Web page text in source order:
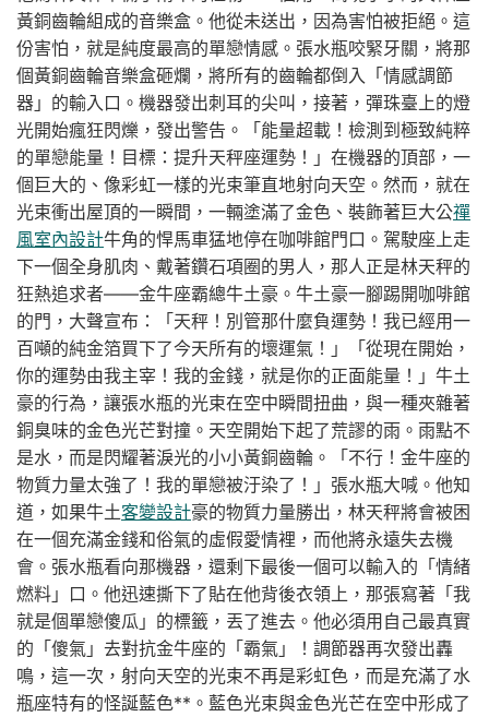
黃銅齒輪組成的音樂盒。他從未送出，因為害怕被拒絕。這
份害怕，就是純度最高的單戀情感。張水瓶咬緊牙關，將那
個黃銅齒輪音樂盒砸爛，將所有的齒輪都倒入「情感調節
器」的輸入口。機器發出刺耳的尖叫，接著，彈珠臺上的燈
光開始瘋狂閃爍，發出警告。「能量超載！檢測到極致純粹
的單戀能量！目標：提升天秤座運勢！」在機器的頂部，一
個巨大的、像彩虹一樣的光束筆直地射向天空。然而，就在
光束衝出屋頂的一瞬間，一輛塗滿了金色、裝飾著巨大公禪
風室內設計牛角的悍馬車猛地停在咖啡館門口。駕駛座上走
下一個全身肌肉、戴著鑽石項圈的男人，那人正是林天秤的
狂熱追求者——金牛座霸總牛土豪。牛土豪一腳踢開咖啡館
的門，大聲宣布：「天秤！別管那什麼負運勢！我已經用一
百噸的純金箔買下了今天所有的壞運氣！」「從現在開始，
你的運勢由我主宰！我的金錢，就是你的正面能量！」牛土
豪的行為，讓張水瓶的光束在空中瞬間扭曲，與一種夾雜著
銅臭味的金色光芒對撞。天空開始下起了荒謬的雨。雨點不
是水，而是閃耀著淚光的小小黃銅齒輪。「不行！金牛座的
物質力量太強了！我的單戀被汙染了！」張水瓶大喊。他知
道，如果牛土客變設計豪的物質力量勝出，林天秤將會被困
在一個充滿金錢和俗氣的虛假愛情裡，而他將永遠失去機
會。張水瓶看向那機器，還剩下最後一個可以輸入的「情緒
燃料」口。他迅速撕下了貼在他背後衣領上，那張寫著「我
就是個單戀傻瓜」的標籤，丟了進去。他必須用自己最真實
的「傻氣」去對抗金牛座的「霸氣」！調節器再次發出轟
鳴，這一次，射向天空的光束不再是彩虹色，而是充滿了水
瓶座特有的怪誕藍色**。藍色光束與金色光芒在空中形成了